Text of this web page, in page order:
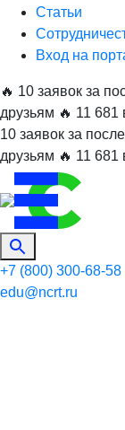
Статьи
Вход на
🔥 10 заявок за
друзьям 🔥 11 681
10 заявок за
друзьям 🔥 11 681
+7 (800) 300-68-58
edu@ncrt.ru